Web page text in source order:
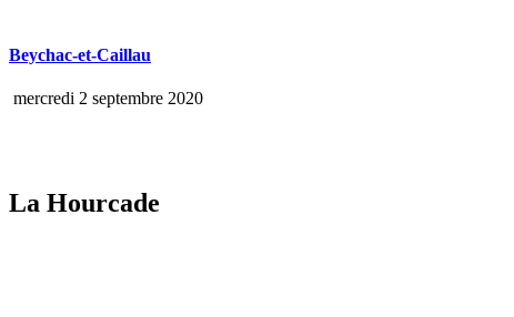
Beychac-et-Caillau
mercredi 2 septembre 2020
La Hourcade